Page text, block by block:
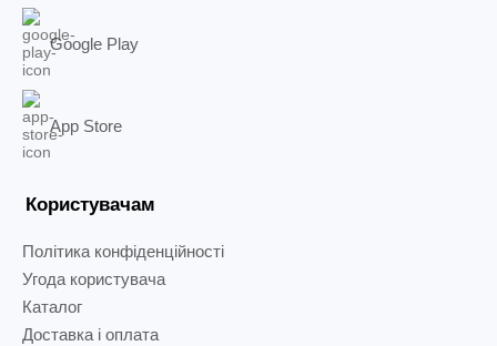
Google Play
App Store
Користувачам
Політика конфіденційності
Угода користувача
Каталог
Доставка і оплата